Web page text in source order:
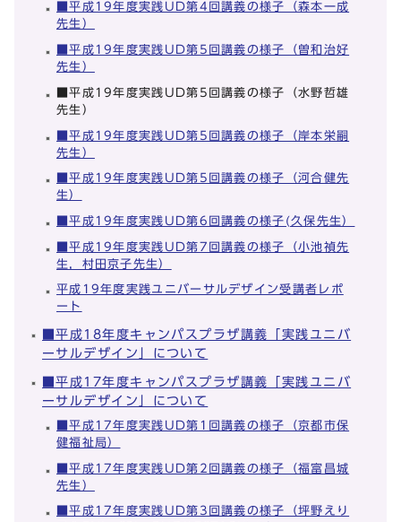
■平成19年度実践UD第4回講義の様子（森本一成
先生）
■平成19年度実践UD第5回講義の様子（曽和治好
先生）
■平成19年度実践UD第5回講義の様子（水野哲雄
先生）
■平成19年度実践UD第5回講義の様子（岸本栄嗣
先生）
■平成19年度実践UD第5回講義の様子（河合健先
生）
■平成19年度実践UD第6回講義の様子(久保先生）
■平成19年度実践UD第7回講義の様子（小池禎先
生，村田京子先生）
平成19年度実践ユニバーサルデザイン受講者レポ
ート
■平成18年度キャンパスプラザ講義「実践ユニバ
ーサルデザイン」について
■平成17年度キャンパスプラザ講義「実践ユニバ
ーサルデザイン」について
■平成17年度実践UD第1回講義の様子（京都市保
健福祉局）
■平成17年度実践UD第2回講義の様子（福富昌城
先生）
■平成17年度実践UD第3回講義の様子（坪野えり